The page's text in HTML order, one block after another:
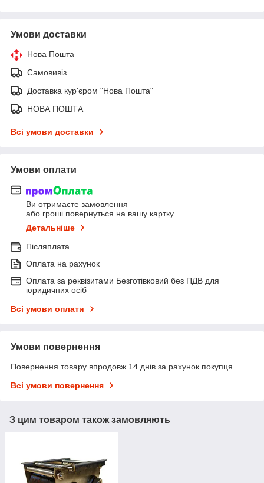
Умови доставки
Нова Пошта
Самовивіз
Доставка кур'єром "Нова Пошта"
НОВА ПОШТА
Всі умови доставки
Умови оплати
Ви отримаєте замовлення
або гроші повернуться на вашу картку
Детальніше
Післяплата
Оплата на рахунок
Оплата за реквізитами Безготівковий без ПДВ для
юридичних осіб
Всі умови оплати
Умови повернення
Повернення товару впродовж 14 днів за рахунок покупця
Всі умови повернення
З цим товаром також замовляють